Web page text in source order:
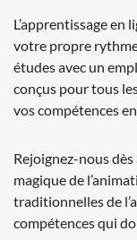
L’apprentissage en
votre propre
études avec un
conçus pour tous
vos compétences
Rejoignez-nous
magique de
traditionnelles de
compétences qui